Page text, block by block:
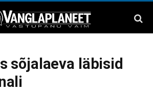
sõjalaeva läbisid